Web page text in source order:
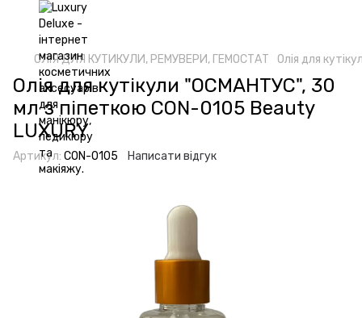
ОЛІЯ ДЛЯ КУТИКУЛИ, РЕМУВЕРИ, ГЕМОСТАТ Олія для
Олія для кутікули "ОСМАНТУС", 30
мл з піпеткою CON-0105 Beauty
LUXURY
Артикул: CON-0105 Написати відгук